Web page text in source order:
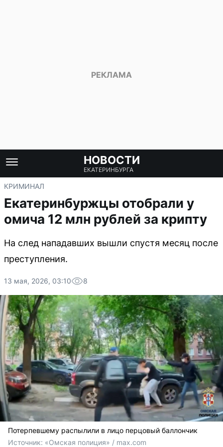
НОВОСТИ
ЕКАТЕРИНБУРГА
КРИМИНАЛ
Екатеринбуржцы отобрали у
омича 12 млн рублей за крипту
На след нападавших вышли спустя месяц после
преступления.
13 мая, 2026, 03:10 8
Потерпевшему распылили в лицо перцовый баллончик
Источник: «Омская полиция» / max.com